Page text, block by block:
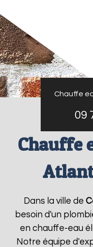
Chauffe
09
Chauffe
Dans la ville de
besoin d'un
en chauffe-eau
Notre équipe